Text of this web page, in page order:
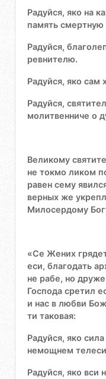
Радуйся, яко на
память
Радуйся,
ревнителю.
Радуйся, яко сам
Радуйся,
молитвенниче о
Великому
не токмо ликом
равен сему
верных же
Милосердому
«Се Жених
еси, благодать
не рабе, но
Господа сретил
и нас в любви
ти таковая:
Радуйся, яко
немощнем
Радуйся, яко вси